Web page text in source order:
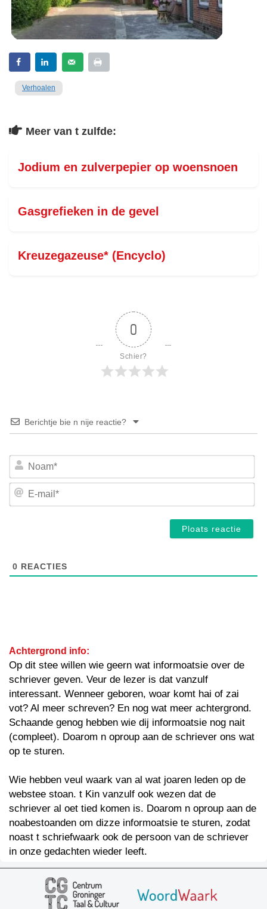
Verhoalen
Meer van t zulfde:
Jodium en zulverpepier op woensnoen
Gasgrefieken in de gevel
Kreuzegazeuse* (Encyclo)
0
Schier?
Berichtje bie n nije reactie?
E-
0 REACTIES
Achtergrond info:
Op dit stee willen wie geern wat informoatsie over de
schriever geven. Veur de lezer is dat vanzulf
interessant. Wenneer geboren, woar komt hai of zai
vot? Al meer schreven? En nog wat meer achtergrond.
Schaande genog hebben wie dij informoatsie nog nait
(compleet). Doarom n oproup aan de schriever ons wat
op te sturen.
Wie hebben veul waark van al wat joaren leden op de
webstee stoan. t Kin vanzulf ook wezen dat de
schriever al oet tied komen is. Doarom n oproup aan de
noabestoanden om dizze informoatsie te sturen, zodat
noast t schriefwaark ook de persoon van de schriever
in onze gedachten wieder leeft.